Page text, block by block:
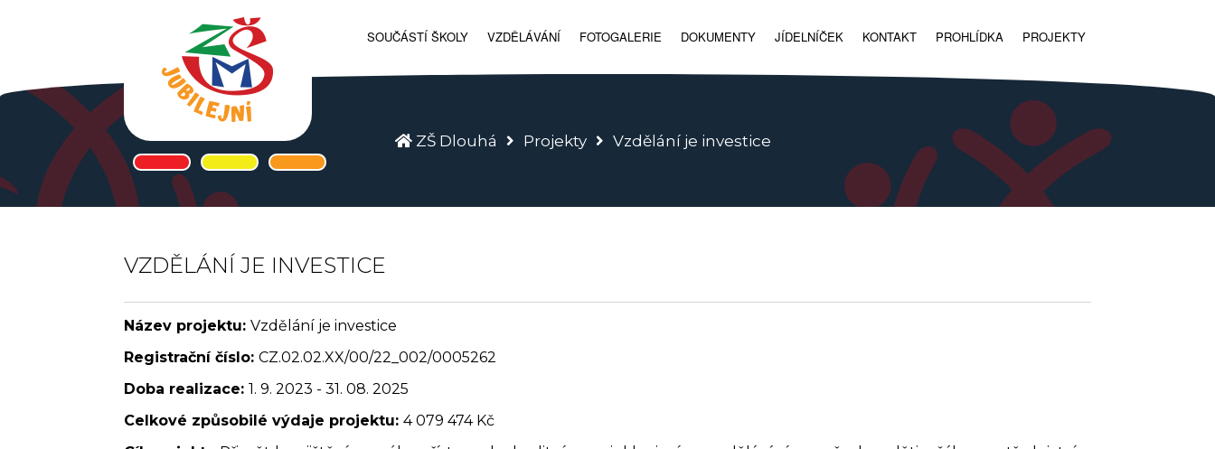
SOUČÁSTÍ ŠKOLY VZDĚLÁVÁNÍ FOTOGALERIE DOKUMENTY JÍDELNÍČEK KONTAKT PROHLÍDKA PROJEKTY
ZŠ Dlouhá Projekty Vzdělání je investice
VZDĚLÁNÍ JE INVESTICE
Název projektu: Vzdělání je investice
Registrační číslo: CZ.02.02.XX/00/22_002/0005262
Doba realizace: 1. 9. 2023 - 31. 08. 2025
Celkové způsobilé výdaje projektu: 4 079 474 Kč